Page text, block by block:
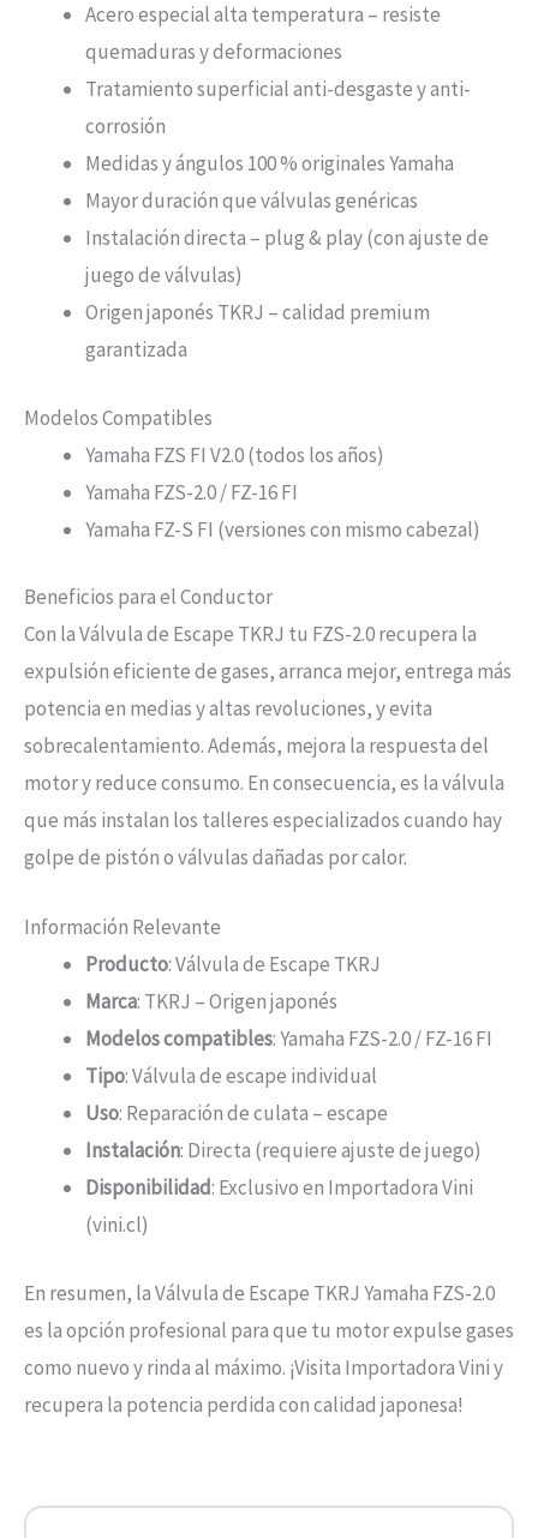
Acero especial alta temperatura – resiste
quemaduras y deformaciones
Tratamiento superficial anti-desgaste y anti-
corrosión
Medidas y ángulos 100 % originales Yamaha
Mayor duración que válvulas genéricas
Instalación directa – plug & play (con ajuste de
juego de válvulas)
Origen japonés TKRJ – calidad premium
garantizada
Modelos Compatibles
Yamaha FZS FI V2.0 (todos los años)
Yamaha FZS-2.0 / FZ-16 FI
Yamaha FZ-S FI (versiones con mismo cabezal)
Beneficios para el Conductor
Con la Válvula de Escape TKRJ tu FZS-2.0 recupera la
expulsión eficiente de gases, arranca mejor, entrega más
potencia en medias y altas revoluciones, y evita
sobrecalentamiento. Además, mejora la respuesta del
motor y reduce consumo. En consecuencia, es la válvula
que más instalan los talleres especializados cuando hay
golpe de pistón o válvulas dañadas por calor.
Información Relevante
Producto: Válvula de Escape TKRJ
Marca: TKRJ – Origen japonés
Modelos compatibles: Yamaha FZS-2.0 / FZ-16 FI
Tipo: Válvula de escape individual
Uso: Reparación de culata – escape
Instalación: Directa (requiere ajuste de juego)
Disponibilidad: Exclusivo en Importadora Vini
(vini.cl)
En resumen, la Válvula de Escape TKRJ Yamaha FZS-2.0
es la opción profesional para que tu motor expulse gases
como nuevo y rinda al máximo. ¡Visita Importadora Vini y
recupera la potencia perdida con calidad japonesa!